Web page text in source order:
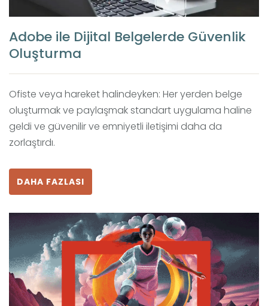
Adobe ile Dijital Belgelerde Güvenlik
Oluşturma
Ofiste veya hareket halindeyken: Her yerden belge
oluşturmak ve paylaşmak standart uygulama haline
geldi ve güvenilir ve emniyetli iletişimi daha da
zorlaştırdı.
DAHA FAZLASI